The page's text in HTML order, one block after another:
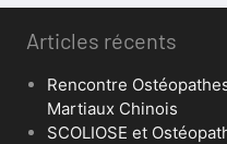
Articles récents
Rencontre
Martiaux Chinois
SCOLIOSE et